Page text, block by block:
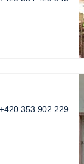
+420 353 902 229